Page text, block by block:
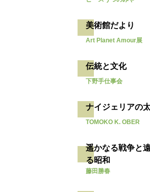
美術館だより
Art Planet Amour展
伝統と文化
下野手仕事会
ナイジェリアの
TOMOKO K. OBER
遥かなる戦争と
る昭和
藤田勝春